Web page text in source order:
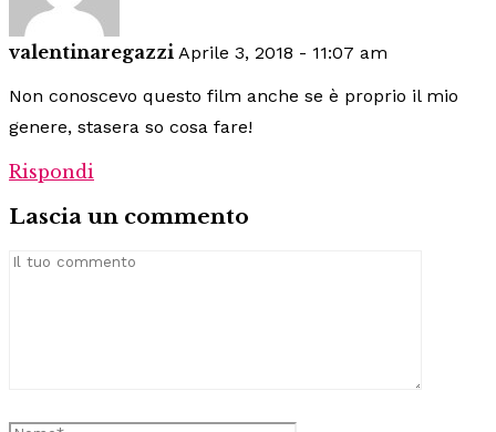
valentinaregazzi Aprile 3, 2018 - 11:07 am
Non conoscevo questo film anche se è proprio il mio
genere, stasera so cosa fare!
Rispondi
Lascia un commento